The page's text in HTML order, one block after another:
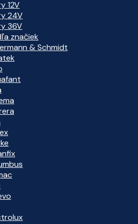
12V
24V
36V
značiek
& Schmidt